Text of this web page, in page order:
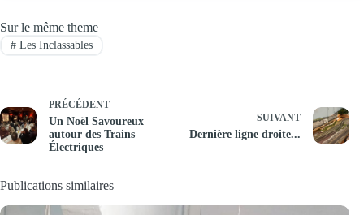
Sur le même theme
#Les Inclassables
PRÉCÉDENT
Un Noël Savoureux
autour des Trains
Électriques
SUIVANT
Dernière ligne droite...
Publications similaires